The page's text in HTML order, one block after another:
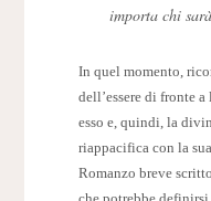
importa chi
In quel momento,
dell’essere di fronte
esso e, quindi, la
riappacifica con la
Romanzo breve